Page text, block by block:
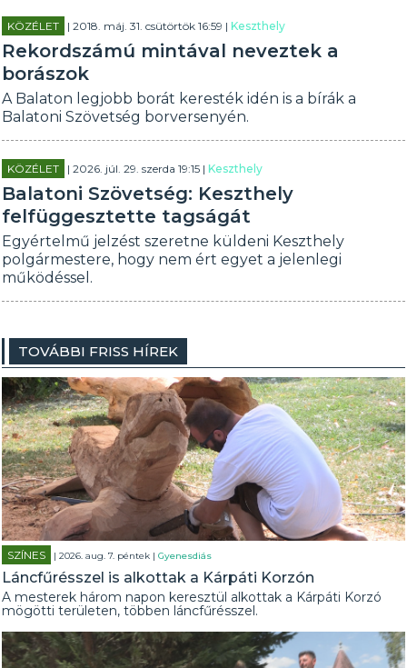
KÖZÉLET | 2018. máj. 31. csütörtök 16:59 |Keszthely
Rekordszámú mintával neveztek a
borászok
A Balaton legjobb borát keresték idén is a bírák a
Balatoni Szövetség borversenyén.
KÖZÉLET | 2026. júl. 29. szerda 19:15 |Keszthely
Balatoni Szövetség: Keszthely
felfüggesztette tagságát
Egyértelmű jelzést szeretne küldeni Keszthely
polgármestere, hogy nem ért egyet a jelenlegi
működéssel.
TOVÁBBI FRISS HÍREK
SZÍNES | 2026. aug. 7. péntek |Gyenesdiás
Láncfűrésszel is alkottak a Kárpáti Korzón
A mesterek három napon keresztül alkottak a Kárpáti Korzó
mögötti területen, többen láncfűrésszel.